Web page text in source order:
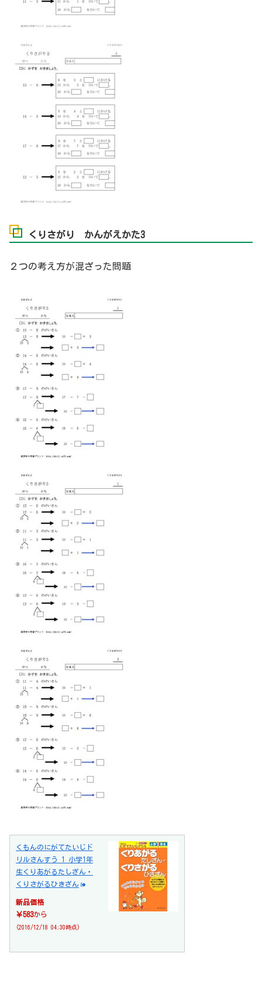
くりさがり かんがえかた3
２つの考え方が混ざった問題
くもんのにがてたいじド
リルさんすう 1 小学1年
生くりあがるたしざん・
くりさがるひきざん
新品価格
￥583から
(2016/12/18 04:30時点)